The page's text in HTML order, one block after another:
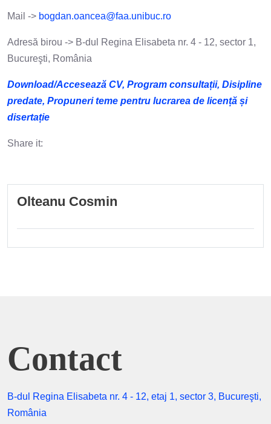
Mail -> bogdan.oancea@faa.unibuc.ro
Adresă birou -> B-dul Regina Elisabeta nr. 4 - 12, sector 1,
Bucureşti, România
Download/Accesează CV, Program consultații, Disipline
predate, Propuneri teme pentru lucrarea de licență și
disertație
Share it:
Olteanu Cosmin
Contact
B-dul Regina Elisabeta nr. 4 - 12, etaj 1, sector 3, Bucureşti,
România